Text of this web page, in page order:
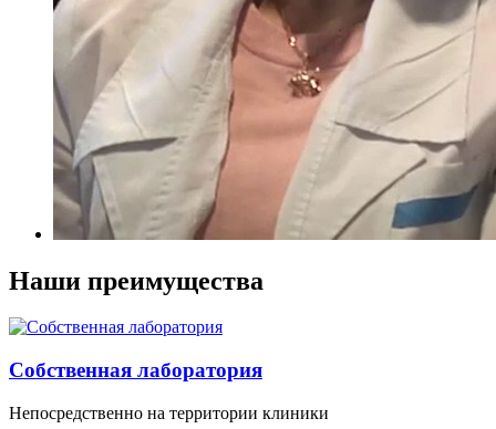
Наши преимущества
Собственная лаборатория
Непосредственно на территории клиники